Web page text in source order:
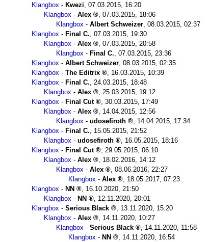
Klangbox - Kwezi, 07.03.2015, 16:20
Klangbox - Alex , 07.03.2015, 18:06
Klangbox - Albert Schweizer, 08.03.2015, 02:37
Klangbox - Final C., 07.03.2015, 19:30
Klangbox - Alex , 07.03.2015, 20:58
Klangbox - Final C., 07.03.2015, 23:36
Klangbox - Albert Schweizer, 08.03.2015, 02:35
Klangbox - The Editrix , 16.03.2015, 10:39
Klangbox - Final C., 24.03.2015, 18:48
Klangbox - Alex , 25.03.2015, 19:12
Klangbox - Final Cut , 30.03.2015, 17:49
Klangbox - Alex , 14.04.2015, 12:56
Klangbox - udosefiroth , 14.04.2015, 17:34
Klangbox - Final C., 15.05.2015, 21:52
Klangbox - udosefiroth , 16.05.2015, 18:16
Klangbox - Final Cut , 29.05.2015, 06:10
Klangbox - Alex , 18.02.2016, 14:12
Klangbox - Alex , 08.06.2016, 22:27
Klangbox - Alex , 18.05.2017, 07:23
Klangbox - NN , 16.10.2020, 21:50
Klangbox - NN , 12.11.2020, 20:01
Klangbox - Serious Black , 13.11.2020, 15:20
Klangbox - Alex , 14.11.2020, 10:27
Klangbox - Serious Black , 14.11.2020, 11:58
Klangbox - NN , 14.11.2020, 16:54